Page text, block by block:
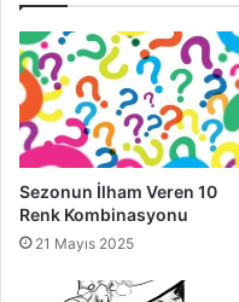
ilgili birçok model
etkenleri göz önünde
yakından takip etme
2015
siyah
Sezonun İlham Veren 10
Renk Kombinasyonu
21 Mayıs 2025